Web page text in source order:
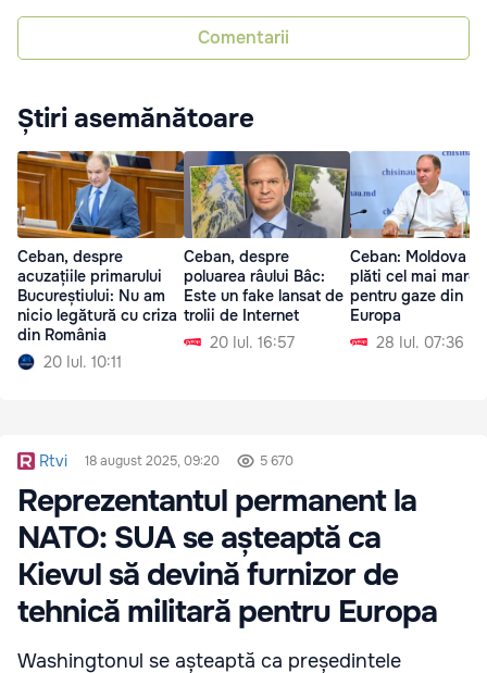
Comentarii
Știri asemănătoare
Ceban, despre
acuzațiile primarului
Bucureștiului: Nu am
nicio legătură cu criza
din România
20 Iul. 10:11
Ceban, despre
poluarea râului Bâc:
Este un fake lansat de
trolii de Internet
20 Iul. 16:57
Ceban: Moldova va
plăti cel mai mare
pentru gaze din
Europa
28 Iul. 07:36
Rtvi 18 august 2025, 09:20 5 670
Reprezentantul permanent la
NATO: SUA se așteaptă ca
Kievul să devină furnizor de
tehnică militară pentru Europa
Washingtonul se așteaptă ca președintele